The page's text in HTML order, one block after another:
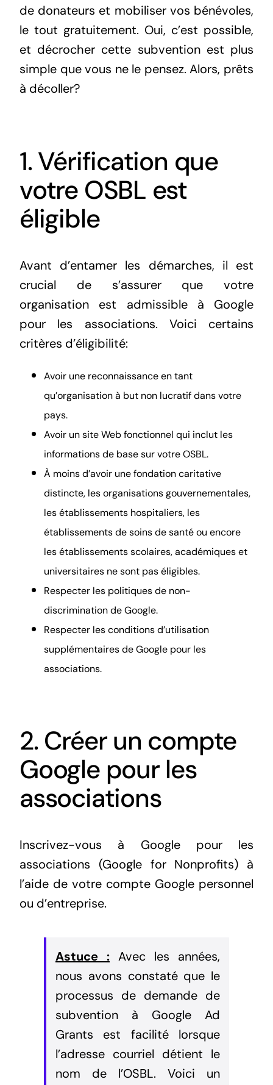
de donateurs et mobiliser vos bénévoles,
le tout gratuitement. Oui, c’est possible,
et décrocher cette subvention est plus
simple que vous ne le pensez. Alors, prêts
à décoller?
1. Vérification que
votre OSBL est
éligible
Avant d’entamer les démarches, il est
crucial de s’assurer que votre
organisation est admissible à Google
pour les associations. Voici certains
critères d’éligibilité:
Avoir une reconnaissance en tant
qu’organisation à but non lucratif dans votre
pays.
Avoir un site Web fonctionnel qui inclut les
informations de base sur votre OSBL.
À moins d’avoir une fondation caritative
distincte, les organisations gouvernementales,
les établissements hospitaliers, les
établissements de soins de santé ou encore
les établissements scolaires, académiques et
universitaires ne sont pas éligibles.
Respecter les politiques de non-
discrimination de Google.
Respecter lesconditions d’utilisation
supplémentaires de Google pour les
associations.
2. Créer un compte
Google pour les
associations
Inscrivez-vous à Google pour les
associations (Google for Nonprofits) à
l’aide de votre compte Google personnel
ou d’entreprise.
Astuce : Avec les années,
nous avons constaté que le
processus de demande de
subvention à Google Ad
Grants est facilité lorsque
l’adresse courriel détient le
nom de l’OSBL. Voici un